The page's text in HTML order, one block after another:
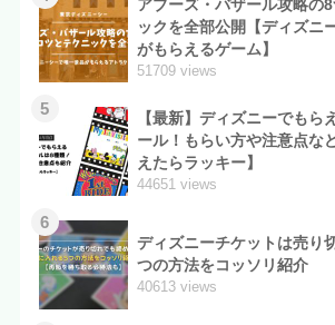
アブーズ・バザール攻略の
ックを全部公開【ディズニ
がもらえるゲーム】
51709 views
5
【最新】ディズニーでもら
ール！もらい方や注意点な
えたらラッキー】
44651 views
6
ディズニーチケットは売り
つの方法をコッソリ紹介
40613 views